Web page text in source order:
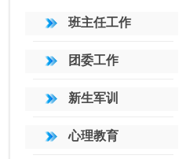
班主任工作
团委工作
新生军训
心理教育